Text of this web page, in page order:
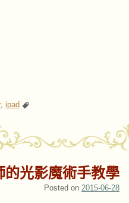
, ipad
的光影魔術手教學
Posted on 2015-06-28